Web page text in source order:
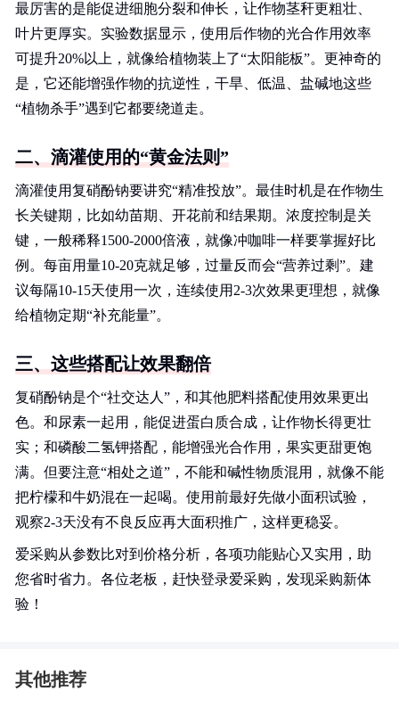
最厉害的是能促进细胞分裂和伸长，让作物茎秆更粗壮、
叶片更厚实。实验数据显示，使用后作物的光合作用效率
可提升20%以上，就像给植物装上了“太阳能板”。更神奇的
是，它还能增强作物的抗逆性，干旱、低温、盐碱地这些
“植物杀手”遇到它都要绕道走。
二、滴灌使用的“黄金法则”
滴灌使用复硝酚钠要讲究“精准投放”。最佳时机是在作物生
长关键期，比如幼苗期、开花前和结果期。浓度控制是关
键，一般稀释1500-2000倍液，就像冲咖啡一样要掌握好比
例。每亩用量10-20克就足够，过量反而会“营养过剩”。建
议每隔10-15天使用一次，连续使用2-3次效果更理想，就像
给植物定期“补充能量”。
三、这些搭配让效果翻倍
复硝酚钠是个“社交达人”，和其他肥料搭配使用效果更出
色。和尿素一起用，能促进蛋白质合成，让作物长得更壮
实；和磷酸二氢钾搭配，能增强光合作用，果实更甜更饱
满。但要注意“相处之道”，不能和碱性物质混用，就像不能
把柠檬和牛奶混在一起喝。使用前最好先做小面积试验，
观察2-3天没有不良反应再大面积推广，这样更稳妥。
爱采购从参数比对到价格分析，各项功能贴心又实用，助
您省时省力。各位老板，赶快登录爱采购，发现采购新体
验！
其他推荐